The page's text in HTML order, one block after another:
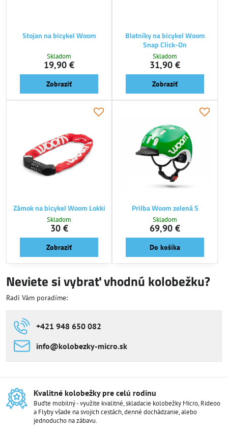
Stojan na bicykel Woom
Skladom
19,90 €
Zobraziť
Blatníky na bicykel Woom
Snap Click-On
Skladom
31,90 €
Zobraziť
Zámok na bicykel Woom Lokki
Skladom
30 €
Zobraziť
Prilba Woom zelená S
Skladom
69,90 €
Do košíka
Neviete si vybrať vhodnú kolobežku?
Radi Vám poradíme:
+421 948 650 082
info​@kolobezky-micro​.sk
Kvalitné kolobežky pre celú rodinu
Buďte mobilný - využite kvalitné, skladacie kolobežky Micro, Rideoo
a Flyby všade na svojich cestách, denné dochádzanie, alebo
jednoducho na zábavu.